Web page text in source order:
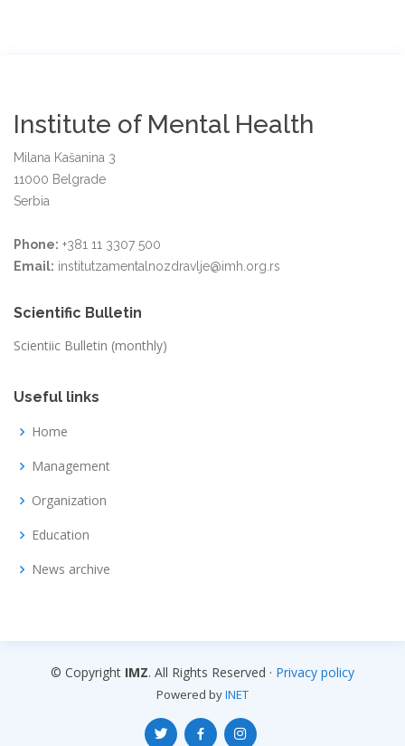
Institute of Mental Health
Milana Kašanina 3
11000 Belgrade
Serbia
Phone: +381 11 3307 500
Email: institutzamentalnozdravlje@imh.org.rs
Scientific Bulletin
Scientiic Bulletin (monthly)
Useful links
Home
Management
Organization
Education
News archive
© Copyright IMZ. All Rights Reserved · Privacy policy
Powered byINET